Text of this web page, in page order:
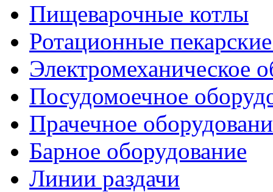
Пищеварочные котлы
Ротационные
Электромеханическое
Посудомоечное
Прачечное
Барное оборудование
Линии раздачи